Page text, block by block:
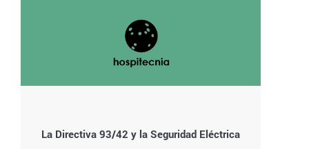
La Directiva 93/42 y la Seguridad Eléctrica